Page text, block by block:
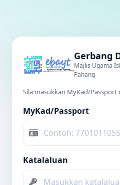
Gerbang
Majlis Ugama
Pahang
Sila masukkan MyKad/Passport
MyKad/Passport
Katalaluan